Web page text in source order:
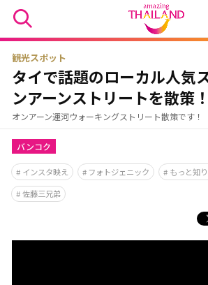
観光スポット
タイで話題のローカル人気
ンアーンストリートを散策！
オンアーン運河ウォーキングストリート散策です！
バンコク
インスタ映え フォトジェニック もっと知
佐藤三兄弟